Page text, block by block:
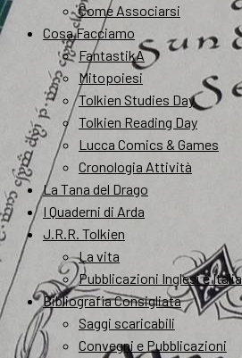
Come Associarsi
Cosa Facciamo
FantastikA
Mitopoiesi
Tolkien Studies Day
Tolkien Reading Day
Lucca Comics & Games
Cronologia Attività
La Tana del Drago
I Quaderni di Arda
J.R.R. Tolkien
La vita
Pubblicazioni Inglesi e
Bibliografia Consigliata
Saggi scaricabili
Convegni e Pubblicazioni